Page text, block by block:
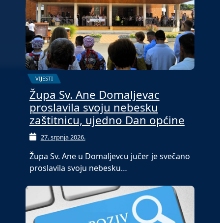
VIJESTI
Župa Sv. Ane Domaljevac
proslavila svoju nebesku
zaštitnicu, ujedno Dan općine
27. srpnja 2026.
Župa Sv. Ane u Domaljevcu jučer je svečano
proslavila svoju nebesku…